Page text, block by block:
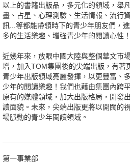
以上的書籍出版品，多元化的領域，舉
畫、占星、心理測驗、生活情報、流行
訊...等都能帶領時下的青少年朋友們，
多的生活樂趣、增強青少年的閱讀心性！
近幾年來，放眼中國大陸與整個華文市
增，加入TOM集團後的尖端出版，有著
青少年出版領域亮麗發揮，以更豐富、
少年的閱讀樂趣！我們也藉由集團內跨
原有的媒體領域，加大出版格局，開發
讀面貌。未來，尖端出版更將以開闊的
場脈動的青少年閱讀領域。
第一事業部